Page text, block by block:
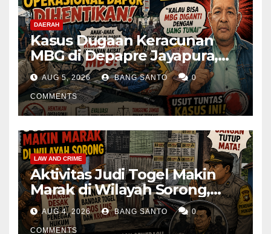
DAERAH
Kasus Dugaan Keracunan
MBG di Depapre Jayapura,
Aktivis Papua Minta
Operasional Dapur
Dihentikan & Evaluasi
Menyeluruh
AUG 5, 2026 BANG SANTO 0
COMMENTS
LAW AND CRIME
Aktivitas Judi Togel Makin
Marak di Wilayah Sorong,
Warga Desak Aparat Segera
Tangkap Bandar Luis dan
AUG 4, 2026 BANG SANTO 0
COMMENTS